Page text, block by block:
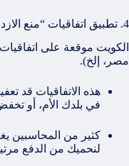
4. تطبيق اتفاقيات “منع الازدواج الضريبي”
الكويت موقعة على
مصر، إلخ).
هذه الاتفاقيات قد
في بلدك الأم، أو
كثير من المحاسبين
لنحميك من الدفع